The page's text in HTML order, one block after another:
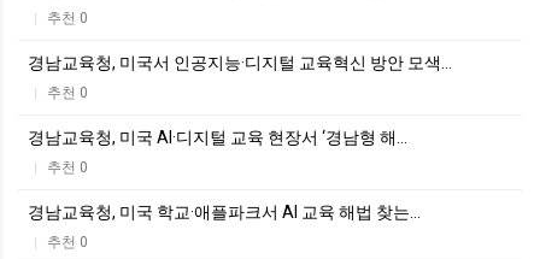
| 추천 0
경남교육청, 미국서 인공지능·디지털 교육혁신 방안 모색…
| 추천 0
경남교육청, 미국 AI·디지털 교육 현장서 ‘경남형 해…
| 추천 0
경남교육청, 미국 학교·애플파크서 AI 교육 해법 찾는…
| 추천 0